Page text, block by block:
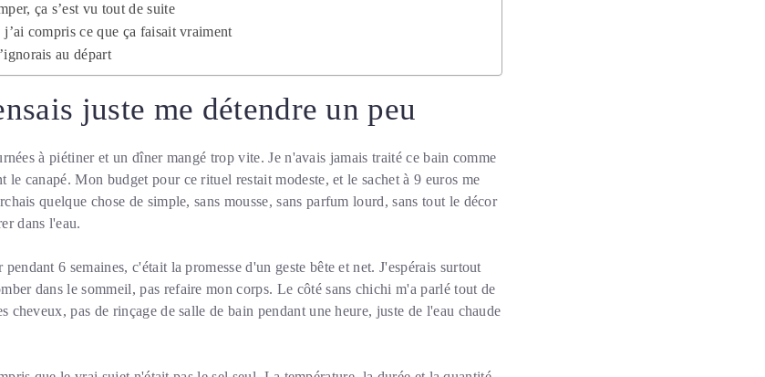
ça s’est vu tout de suite
compris ce que ça faisait vraiment
au départ
juste me détendre un peu
à piétiner et un dîner mangé trop vite. Je n'avais jamais traité ce bain comme
le canapé. Mon budget pour ce rituel restait modeste, et le sachet à 9 euros me
quelque chose de simple, sans mousse, sans parfum lourd, sans tout le décor
dans l'eau.
6 semaines, c'était la promesse d'un geste bête et net. J'espérais surtout
dans le sommeil, pas refaire mon corps. Le côté sans chichi m'a parlé tout de
cheveux, pas de rinçage de salle de bain pendant une heure, juste de l'eau chaude